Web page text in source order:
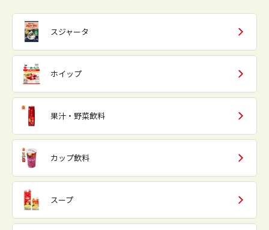
スジャータ
ホイップ
果汁・野菜飲料
カップ飲料
スープ